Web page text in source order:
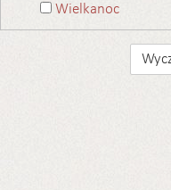
Wielkanoc